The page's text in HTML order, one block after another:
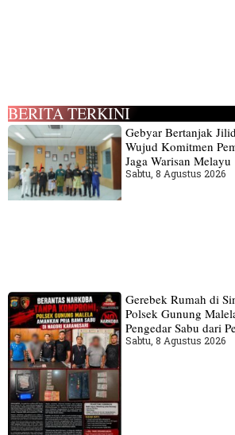
BERITA TERKINI
Gebyar Bertanjak
Wujud Komitmen
Jaga Warisan Melayu
Sabtu, 8 Agustus 2026
Gerebek Rumah di
Polsek Gunung
Pengedar Sabu dari
Sabtu, 8 Agustus 2026